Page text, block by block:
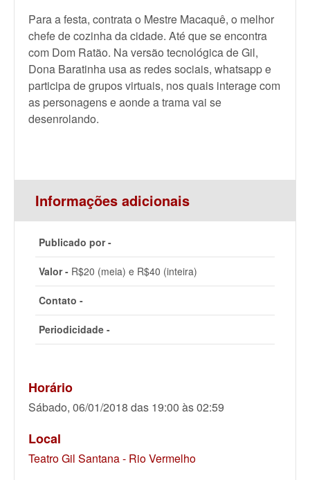
Para a festa, contrata o Mestre Macaquê, o melhor
chefe de cozinha da cidade. Até que se encontra
com Dom Ratão. Na versão tecnológica de Gil,
Dona Baratinha usa as redes sociais, whatsapp e
participa de grupos virtuais, nos quais interage com
as personagens e aonde a trama vai se
desenrolando.
Informações adicionais
Publicado por -
Valor - R$20 (meia) e R$40 (inteira)
Contato -
Periodicidade -
Horário
Sábado, 06/01/2018 das 19:00 às 02:59
Local
Teatro Gil Santana - Rio Vermelho